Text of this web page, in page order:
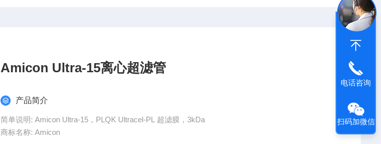
Amicon Ultra-15离心超滤管
产品简介
简单说明: Amicon Ultra-15，PLQK Ultracel-PL 超滤膜，3kDa
商标名称: Amicon
电话咨询
扫码加微信